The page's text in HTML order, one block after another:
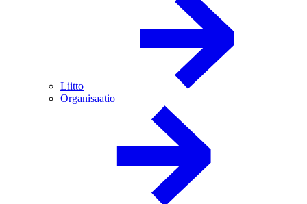
Liitto
Organisaatio